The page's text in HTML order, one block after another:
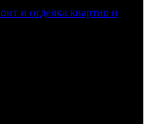
и отделка квартир и